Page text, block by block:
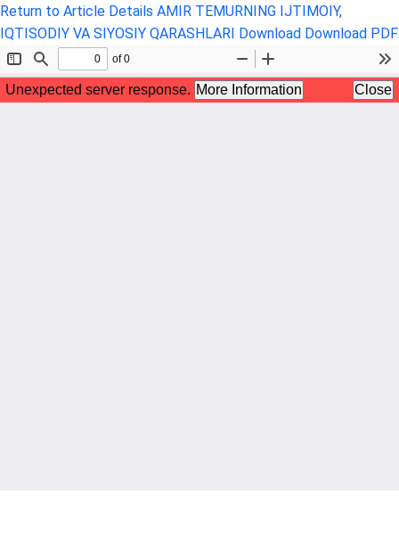
Return to Article Details AMIR TEMURNING IJTIMOIY,
IQTISODIY VA SIYOSIY QARASHLARI Download Download PDF